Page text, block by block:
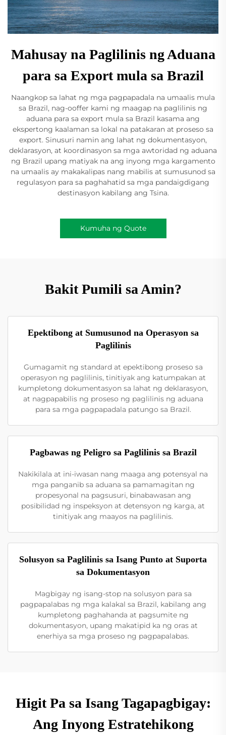
Mahusay na Paglilinis ng Aduana
para sa Export mula sa Brazil
Naangkop sa lahat ng mga pagpapadala na umaalis mula
sa Brazil, nag-ooffer kami ng maagap na paglilinis ng
aduana para sa export mula sa Brazil kasama ang
ekspertong kaalaman sa lokal na patakaran at proseso sa
export. Sinusuri namin ang lahat ng dokumentasyon,
deklarasyon, at koordinasyon sa mga awtoridad ng aduana
ng Brazil upang matiyak na ang inyong mga kargamento
na umaalis ay makakalipas nang mabilis at sumusunod sa
regulasyon para sa paghahatid sa mga pandaigdigang
destinasyon kabilang ang Tsina.
Kumuha ng Quote
Bakit Pumili sa Amin?
Epektibong at Sumusunod na Operasyon sa
Paglilinis
Gumagamit ng standard at epektibong proseso sa
operasyon ng paglilinis, tinitiyak ang katumpakan at
kumpletong dokumentasyon sa lahat ng deklarasyon,
at nagpapabilis ng proseso ng paglilinis ng aduana
para sa mga pagpapadala patungo sa Brazil.
Pagbawas ng Peligro sa Paglilinis sa Brazil
Nakikilala at ini-iwasan nang maaga ang potensyal na
mga panganib sa aduana sa pamamagitan ng
propesyonal na pagsusuri, binabawasan ang
posibilidad ng inspeksyon at detensyon ng karga, at
tinitiyak ang maayos na paglilinis.
Solusyon sa Paglilinis sa Isang Punto at Suporta
sa Dokumentasyon
Magbigay ng isang-stop na solusyon para sa
pagpapalabas ng mga kalakal sa Brazil, kabilang ang
kumpletong paghahanda at pagsumite ng
dokumentasyon, upang makatipid ka ng oras at
enerhiya sa mga proseso ng pagpapalabas.
Higit Pa sa Isang Tagapagbigay:
Ang Inyong Estratehikong